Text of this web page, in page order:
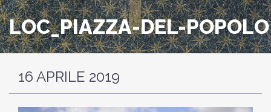
LOC_PIAZZA-DEL-POPOLO
16 APRILE 2019